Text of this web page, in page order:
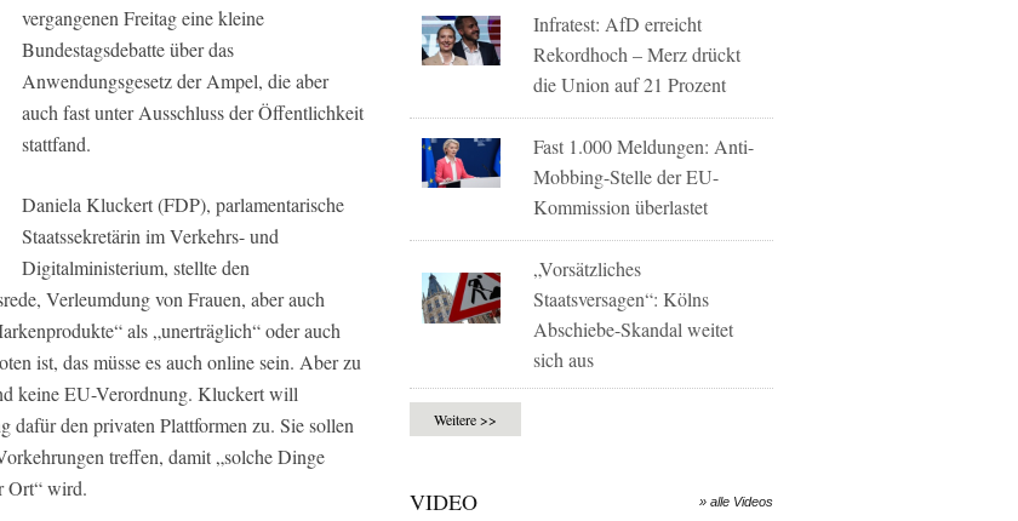
vergangenen Freitag eine kleine
Bundestagsdebatte über das
Anwendungsgesetz der Ampel, die aber
auch fast unter Ausschluss der Öffentlichkeit
stattfand.
Daniela Kluckert (FDP), parlamentarische
Staatssekretärin im Verkehrs- und
Digitalministerium, stellte den
Verleumdung von Frauen, aber auch
als „unerträglich“ oder auch
ist, das müsse es auch online sein. Aber zu
keine EU-Verordnung. Kluckert will
dafür den privaten Plattformen zu. Sie sollen
treffen, damit „solche Dinge
Ort“ wird.
Infratest: AfD erreicht
Rekordhoch – Merz drückt
die Union auf 21 Prozent
Fast 1.000 Meldungen: Anti-
Mobbing-Stelle der EU-
Kommission überlastet
„Vorsätzliches
Staatsversagen“: Kölns
Abschiebe-Skandal weitet
sich aus
Weitere >>
VIDEO » alle Videos